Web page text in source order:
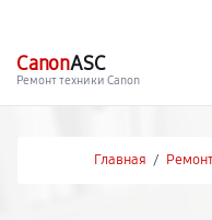
CanonASC
Ремонт техники Canon
Главная /